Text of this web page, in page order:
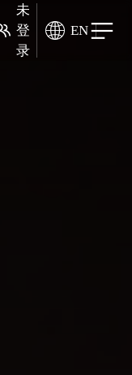
未
登
录
EN